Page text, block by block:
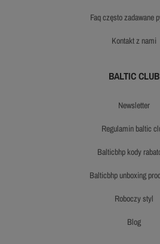
faq często zadawane
kontakt z nami
BALTIC CLUB
newsletter
regulamin baltic
balticbhp kody
balticbhp unboxing
roboczy styl
blog